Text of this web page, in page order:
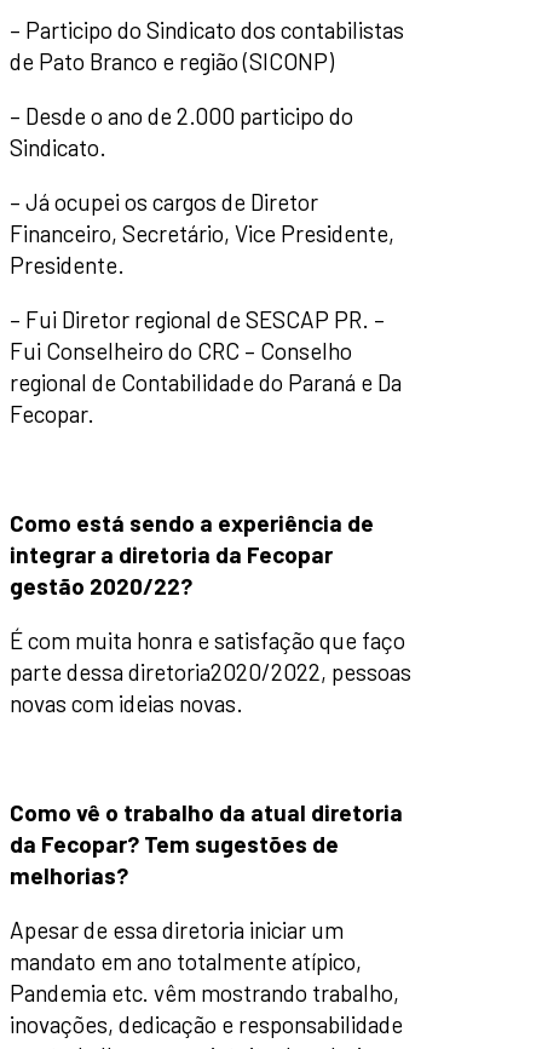
– Participo do Sindicato dos contabilistas
de Pato Branco e região (SICONP)
– Desde o ano de 2.000 participo do
Sindicato.
– Já ocupei os cargos de Diretor
Financeiro, Secretário, Vice Presidente,
Presidente.
– Fui Diretor regional de SESCAP PR. –
Fui Conselheiro do CRC – Conselho
regional de Contabilidade do Paraná e Da
Fecopar.
Como está sendo a experiência de
integrar a diretoria da Fecopar
gestão 2020/22?
É com muita honra e satisfação que faço
parte dessa diretoria2020/2022, pessoas
novas com ideias novas.
Como vê o trabalho da atual diretoria
da Fecopar? Tem sugestões de
melhorias?
Apesar de essa diretoria iniciar um
mandato em ano totalmente atípico,
Pandemia etc. vêm mostrando trabalho,
inovações, dedicação e responsabilidade